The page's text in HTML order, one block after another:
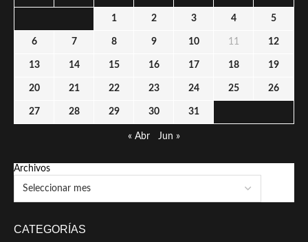
1 2 3 4 5
6 7 8 9 10 11 12
13 14 15 16 17 18 19
20 21 22 23 24 25 26
27 28 29 30 31
« Abr Jun »
Archivos
CATEGORÍAS